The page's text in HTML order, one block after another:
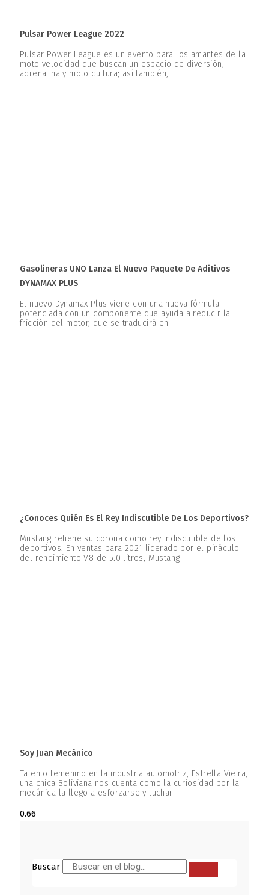
Pulsar Power League 2022
Pulsar Power League es un evento para los amantes de la
moto velocidad que buscan un espacio de diversión,
adrenalina y moto cultura; así también,
Gasolineras UNO Lanza El Nuevo Paquete De Aditivos
DYNAMAX PLUS
El nuevo Dynamax Plus viene con una nueva fórmula
potenciada con un componente que ayuda a reducir la
fricción del motor, que se traducirá en
¿Conoces Quién Es El Rey Indiscutible De Los Deportivos?
Mustang retiene su corona como rey indiscutible de los
deportivos. En ventas para 2021 liderado por el pináculo
del rendimiento V8 de 5.0 litros, Mustang
Soy Juan Mecánico
Talento femenino en la industria automotriz, Estrella Vieira,
una chica Boliviana nos cuenta como la curiosidad por la
mecánica la llego a esforzarse y luchar
Buscar